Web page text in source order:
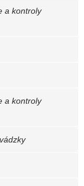
a kontroly
a kontroly